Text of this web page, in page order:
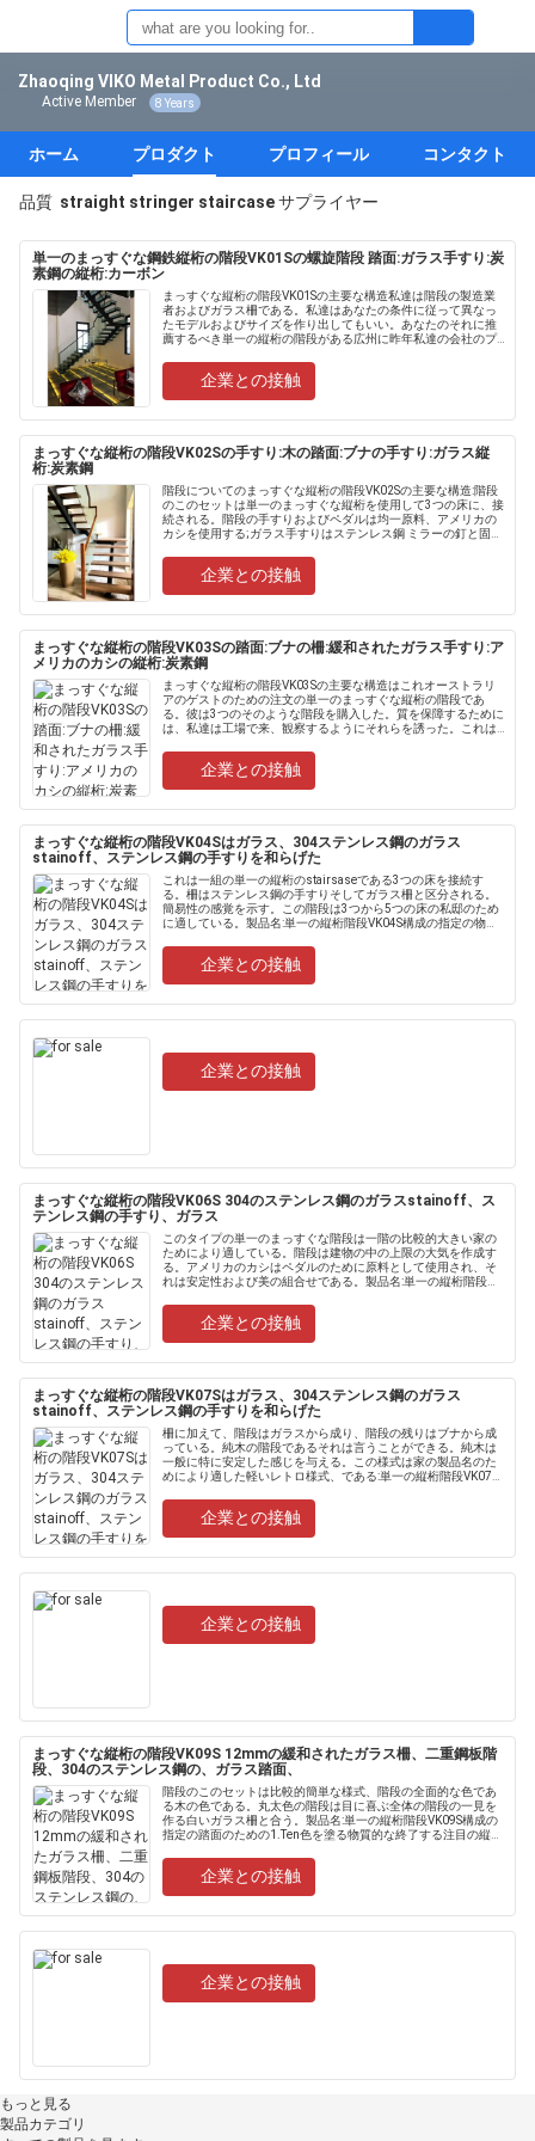
Zhaoqing VIKO Metal Product Co., Ltd
Active Member 8 Years
ホーム プロダクト プロフィール コンタクト
品質 straight stringer staircaseサプライヤー
単一のまっすぐな鋼鉄縦桁の階段VK01Sの螺旋階段 踏面:ガラス手すり:炭
素鋼の縦桁:カーボン
まっすぐな縦桁の階段VK01Sの主要な構造私達は階段の製造業
者およびガラス柵である。私達はあなたの条件に従って異なっ
たモデルおよびサイズを作り出してもいい。あなたのそれに推
薦するべき単一の縦桁の階段がある広州に昨年私達の会社のプ
企業との接触
まっすぐな縦桁の階段VK02Sの手すり:木の踏面:ブナの手すり:ガラス縦
桁:炭素鋼
階段についてのまっすぐな縦桁の階段VK02Sの主要な構造:階段
のこのセットは単一のまっすぐな縦桁を使用して3つの床に、接
続される。階段の手すりおよびペダルは均一原料、アメリカの
カシを使用する;ガラス手すりはステンレス鋼 ミラーの釘と固定
企業との接触
まっすぐな縦桁の階段VK03Sの踏面:ブナの柵:緩和されたガラス手すり:ア
メリカのカシの縦桁:炭素鋼
まっすぐな縦桁の階段VK03Sの主要な構造はこれオーストラリ
アのゲストのための注文の単一のまっすぐな縦桁の階段であ
る。彼は3つのそのような階段を購入した。質を保障するために
は、私達は工場で来、観察するようにそれらを誘った。これは
企業との接触
まっすぐな縦桁の階段VK04Sはガラス、304ステンレス鋼のガラス
stainoff、ステンレス鋼の手すりを和らげた
これは一組の単一の縦桁のstairsaseである3つの床を接続す
る。柵はステンレス鋼の手すりそしてガラス柵と区分される。
簡易性の感覚を示す。この階段は3つから5つの床の私邸のため
に適している。製品名:単一の縦桁階段VK04S構成の指定の物質
企業との接触
企業との接触
まっすぐな縦桁の階段VK06S 304のステンレス鋼のガラスstainoff、ス
テンレス鋼の手すり、ガラス
このタイプの単一のまっすぐな階段は一階の比較的大きい家の
ためにより適している。階段は建物の中の上限の大気を作成す
る。アメリカのカシはペダルのために原料として使用され、そ
れは安定性および美の組合せである。製品名:単一の縦桁階段
企業との接触
まっすぐな縦桁の階段VK07Sはガラス、304ステンレス鋼のガラス
stainoff、ステンレス鋼の手すりを和らげた
柵に加えて、階段はガラスから成り、階段の残りはブナから成
っている。純木の階段であるそれは言うことができる。純木は
一般に特に安定した感じを与える。この様式は家の製品名のた
めにより適した軽いレトロ様式、である:単一の縦桁階段VK07S
企業との接触
企業との接触
まっすぐな縦桁の階段VK09S 12mmの緩和されたガラス柵、二重鋼板階
段、304のステンレス鋼の、ガラス踏面、
階段のこのセットは比較的簡単な様式、階段の全面的な色であ
る木の色である。丸太色の階段は目に喜ぶ全体の階段の一見を
作る白いガラス柵と合う。製品名:単一の縦桁階段VK09S構成の
指定の踏面のための1.Ten色を塗る物質的な終了する注目の縦桁
企業との接触
企業との接触
もっと見る
製品カテゴリ